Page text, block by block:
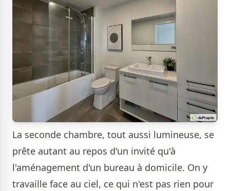
La seconde chambre, tout aussi lumineuse, se
prête autant au repos d'un invité qu'à
l'aménagement d'un bureau à domicile. On y
travaille face au ciel, ce qui n'est pas rien pour